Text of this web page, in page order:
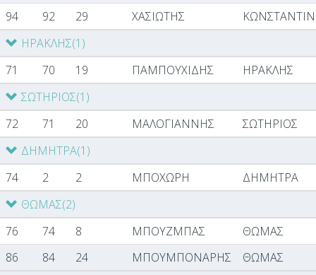
94 92 29 ΧΑΣΙΩΤΗΣ
ΗΡΑΚΛΗΣ(1)
71
70 19 ΠΑΜΠΟΥΧΙΔΗΣ
ΗΡΑΚΛΗΣ
ΣΩΤΗΡΙΟΣ(1)
72
71 20 ΜΑΛΟΓΙΑΝΝΗΣ
ΣΩΤΗΡΙΟΣ
ΔΗΜΗΤΡΑ(1)
74
2 2 ΜΠΟΧΩΡΗ
ΔΗΜΗΤΡΑ
ΘΩΜΑΣ(2)
76
74 8 ΜΠΟΥΖΜΠΑΣ
ΘΩΜΑΣ
86
84 24 ΜΠΟΥΜΠΟΝΑΡΗΣ
ΘΩΜΑΣ